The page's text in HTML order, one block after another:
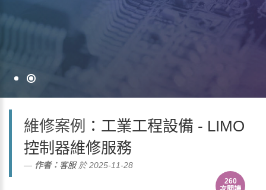
維修案例 ：工業工程設備 - LIMO
控制器維修服務
作者： 客服於 2025-11-28
260